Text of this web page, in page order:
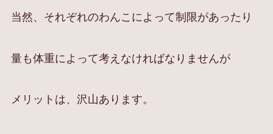
当然、それぞれのわんこによって制限があったり
量も体重によって考えなければなりませんが
メリットは、沢山あります。